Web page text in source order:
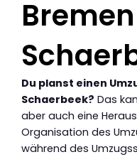
Du planst einen
Schaerbeek? Das
aber auch eine
Organisation des
während des